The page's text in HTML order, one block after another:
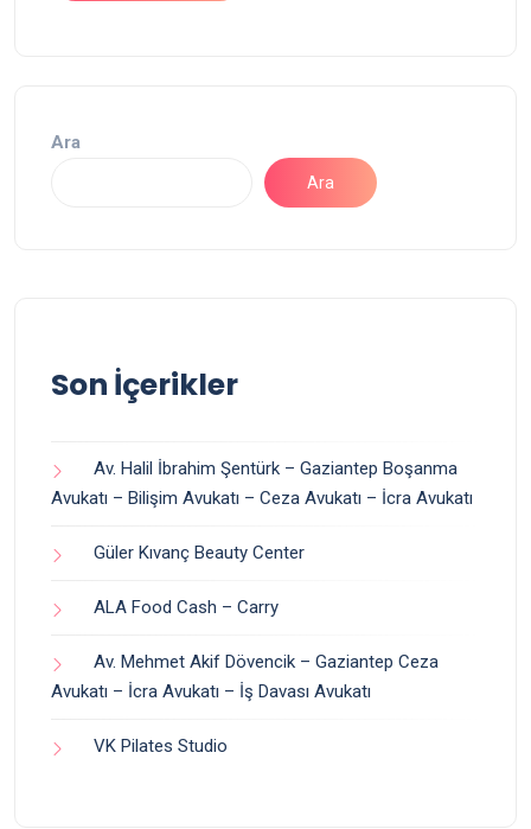
Ara
Ara
Son İçerikler
Av. Halil İbrahim Şentürk – Gaziantep Boşanma
Avukatı – Bilişim Avukatı – Ceza Avukatı – İcra Avukatı
Güler Kıvanç Beauty Center
ALA Food Cash – Carry
Av. Mehmet Akif Dövencik – Gaziantep Ceza
Avukatı – İcra Avukatı – İş Davası Avukatı
VK Pilates Studio